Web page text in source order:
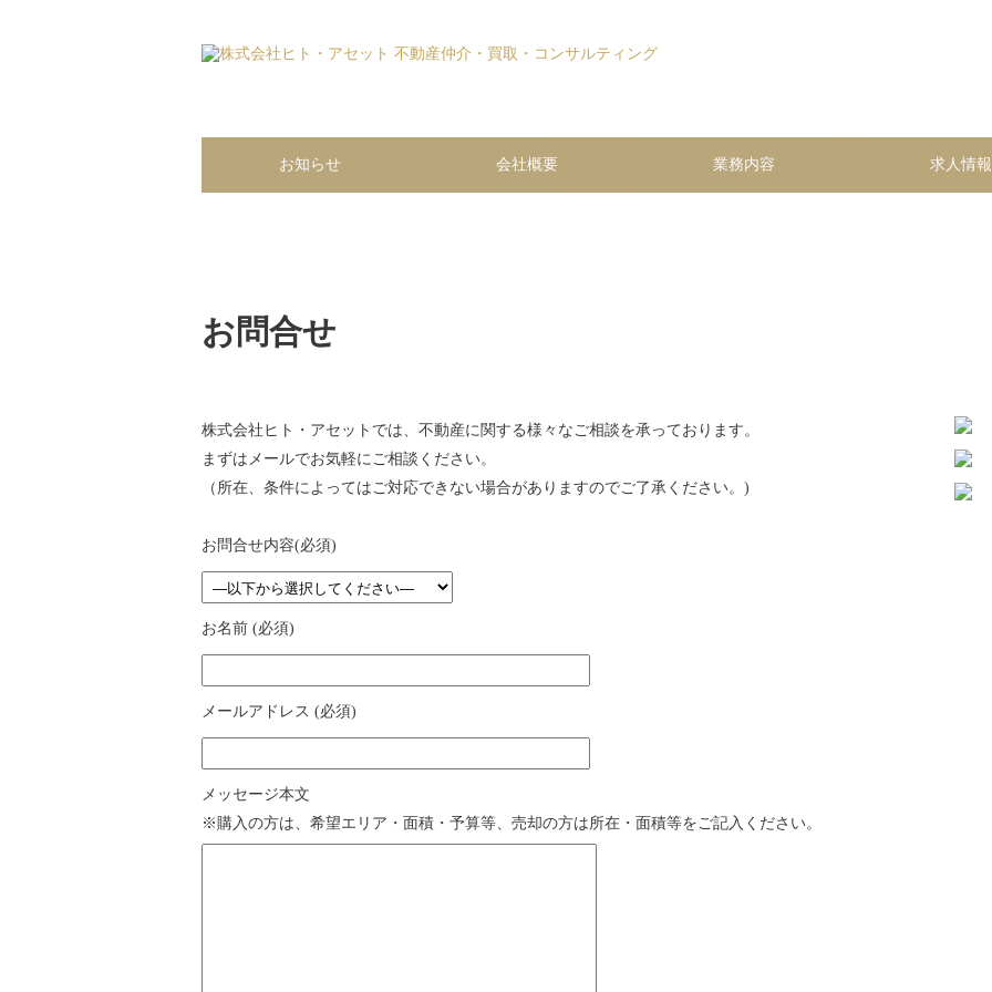
お知らせ 会社概要 業務内容 求人情報
お問合せ
株式会社ヒト・アセットでは、不動産に関する様々なご相談を承っております。
まずはメールでお気軽にご相談ください。
（所在、条件によってはご対応できない場合がありますのでご了承ください。)
お問合せ内容(必須)
お名前 (必須)
メールアドレス (必須)
メッセージ本文
※購入の方は、希望エリア・面積・予算等、売却の方は所在・面積等をご記入ください。